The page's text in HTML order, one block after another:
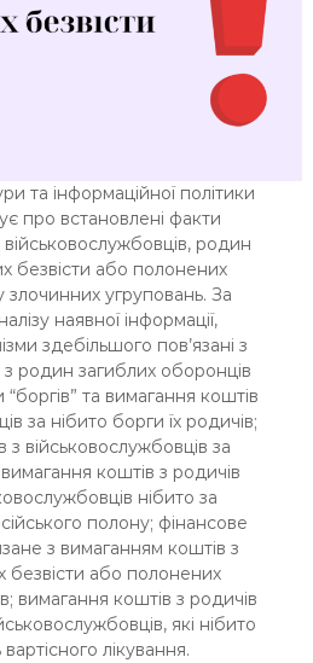
та інформаційної політики
про встановлені факти
родин
безвісти або полонених
злочинних угруповань. За
наявної інформації,
здебільшого пов’язані з
родин загиблих оборонців
та вимагання коштів
за нібито борги їх родичів;
з військовослужбовців за
коштів з родичів
нібито за
полону; фінансове
з вимаганням коштів з
безвісти або полонених
вимагання коштів з родичів
які нібито
лікування.